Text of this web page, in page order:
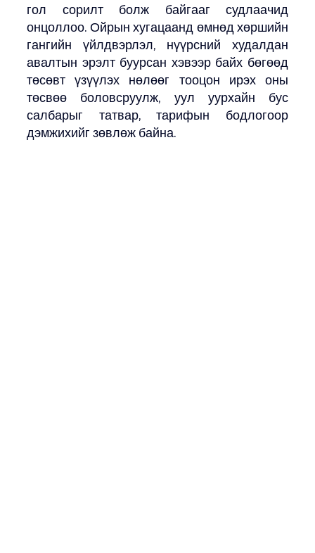
гол сорилт болж байгааг судлаачид
онцоллоо. Ойрын хугацаанд өмнөд хөршийн
гангийн үйлдвэрлэл, нүүрсний худалдан
авалтын эрэлт буурсан хэвээр байх бөгөөд
төсөвт үзүүлэх нөлөөг тооцон ирэх оны
төсвөө боловсруулж, уул уурхайн бус
салбарыг татвар, тарифын бодлогоор
дэмжихийг зөвлөж байна.